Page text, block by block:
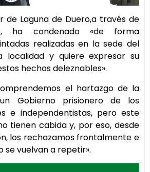
de Laguna de Duero,a través de
ha condenado «de forma
realizadas en la sede del
localidad y quiere expresar su
hechos deleznables».
el hartazgo de la
Gobierno prisionero de los
e independentistas, pero este
tienen cabida y, por eso, desde
los rechazamos frontalmente e
se vuelvan a repetir».